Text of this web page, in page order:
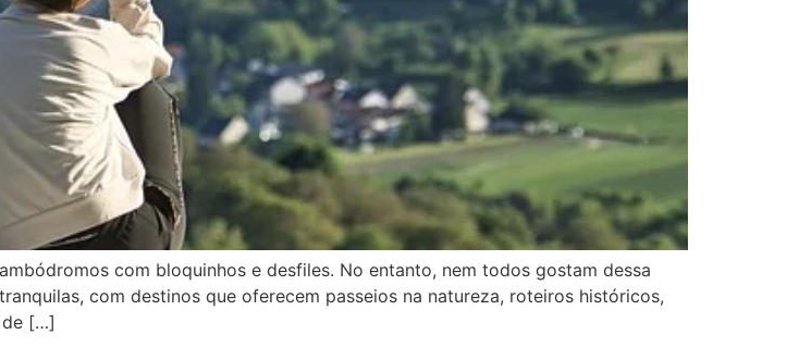
com bloquinhos e desfiles. No entanto, nem todos gostam dessa
com destinos que oferecem passeios na natureza, roteiros históricos,
de […]